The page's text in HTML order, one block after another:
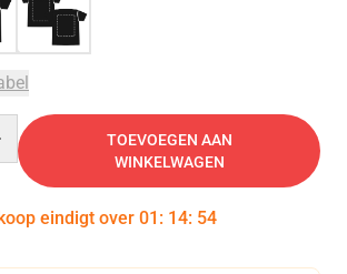
TOEVOEGEN AAN
WINKELWAGEN
eindigt over 01 : 14: 54